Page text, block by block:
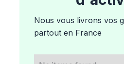
Nous vous livrons vos
partout en France